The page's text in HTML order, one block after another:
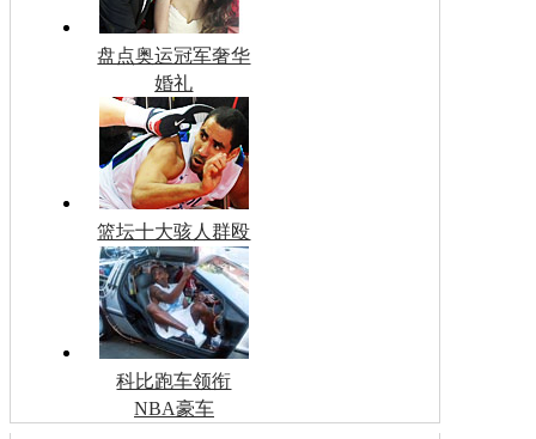
盘点奥运冠军奢华
婚礼
篮坛十大骇人群殴
科比跑车领衔
NBA豪车